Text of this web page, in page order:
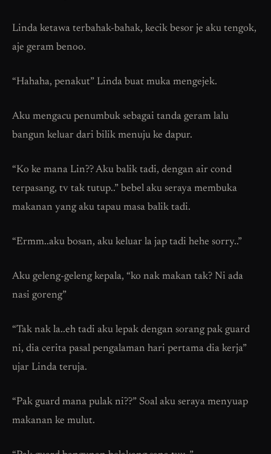
Linda ketawa terbahak-bahak, kecik besor je aku tengok,
aje geram benoo.
“Hahaha, penakut” Linda buat muka mengejek.
Aku mengacu penumbuk sebagai tanda geram lalu
bangun keluar dari bilik menuju ke dapur.
“Ko ke mana Lin?? Aku balik tadi, dengan air cond
terpasang, tv tak tutup..” bebel aku seraya membuka
makanan yang aku tapau masa balik tadi.
“Ermm..aku bosan, aku keluar la jap tadi hehe sorry..”
Aku geleng-geleng kepala, “ko nak makan tak? Ni ada
nasi goreng”
“Tak nak la..eh tadi aku lepak dengan sorang pak guard
ni, dia cerita pasal pengalaman hari pertama dia kerja”
ujar Linda teruja.
“Pak guard mana pulak ni??” Soal aku seraya menyuap
makanan ke mulut.